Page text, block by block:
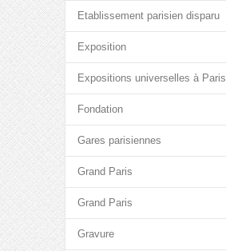
Etablissement parisien disparu
Exposition
Expositions universelles à Paris
Fondation
Gares parisiennes
Grand Paris
Grand Paris
Gravure